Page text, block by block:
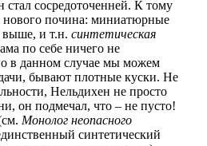
стал сосредоточенней. К тому
нового почина: миниатюрные
выше, и т.н. синтетическая
по себе ничего не
в данном случае мы можем
бывают плотные куски. Не
Нельдихен не просто
он подмечал, что – не пусто!
Монолог неопасного
синтетический